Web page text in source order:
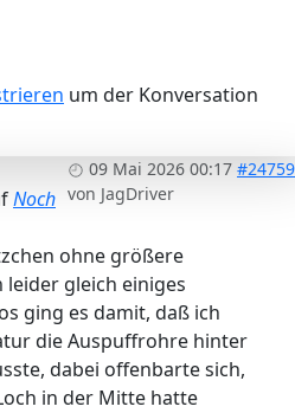
um der Konversation
09 Mai 2026 00:17 #24759
von JagDriver
Noch
ohne größere
gleich einiges
ging es damit, daß ich
die Auspuffrohre hinter
dabei offenbarte sich,
in der Mitte hatte